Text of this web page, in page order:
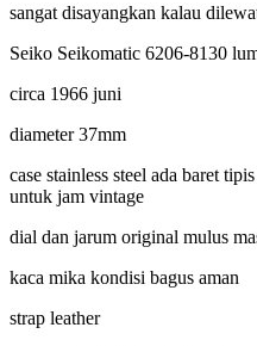
sangat disayangkan kalau
Seiko Seikomatic 6206-8130
circa 1966 juni
diameter 37mm
case stainless steel ada baret
untuk jam vintage
dial dan jarum original mulus
kaca mika kondisi bagus aman
strap leather